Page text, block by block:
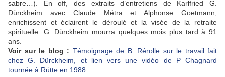
sabre…). En off, des extraits d’entretiens de Karlfried G.
Dürckheim avec Claude Métra et Alphonse Goetmann,
enrichissent et éclairent le déroulé et la visée de la retraite
spirituelle. G. Dürckheim mourra quelques mois plus tard à 91
ans.
Voir sur le blog : Témoignage de B. Rérolle sur le travail fait
chez G. Dürckheim, et lien vers une vidéo de P Chagnard
tournée à Rütte en 1988